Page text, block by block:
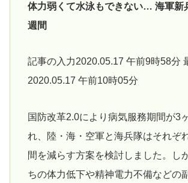
体力弱くて水泳もできない… 海軍新
週間
記事の入力2020.05.17 午前9時58分
2020.05.17 午前10時05分
国防改革2.0により病気服務期間が3
れ、陸・海・空軍と海兵隊はそれぞ
間を減らす方案を検討しました。し
ちの体力低下や精神電力不備などの